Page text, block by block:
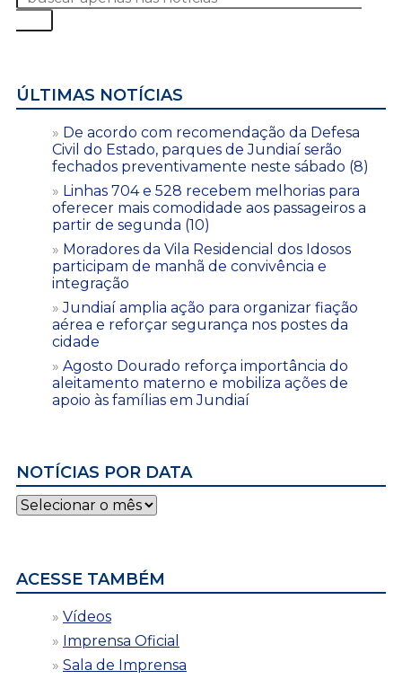
ÚLTIMAS NOTÍCIAS
De acordo com recomendação da Defesa
Civil do Estado, parques de Jundiaí serão
fechados preventivamente neste sábado (8)
Linhas 704 e 528 recebem melhorias para
oferecer mais comodidade aos passageiros a
partir de segunda (10)
Moradores da Vila Residencial dos Idosos
participam de manhã de convivência e
integração
Jundiaí amplia ação para organizar fiação
aérea e reforçar segurança nos postes da
cidade
Agosto Dourado reforça importância do
aleitamento materno e mobiliza ações de
apoio às famílias em Jundiaí
NOTÍCIAS POR DATA
Notícias
por
ACESSE TAMBÉM
Vídeos
Imprensa Oficial
Sala de Imprensa